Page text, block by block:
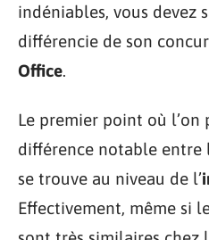
indéniables, vous devez
différencie de son
Office.
Le premier point où
différence notable entre
se trouve au niveau de l’
Effectivement, même si